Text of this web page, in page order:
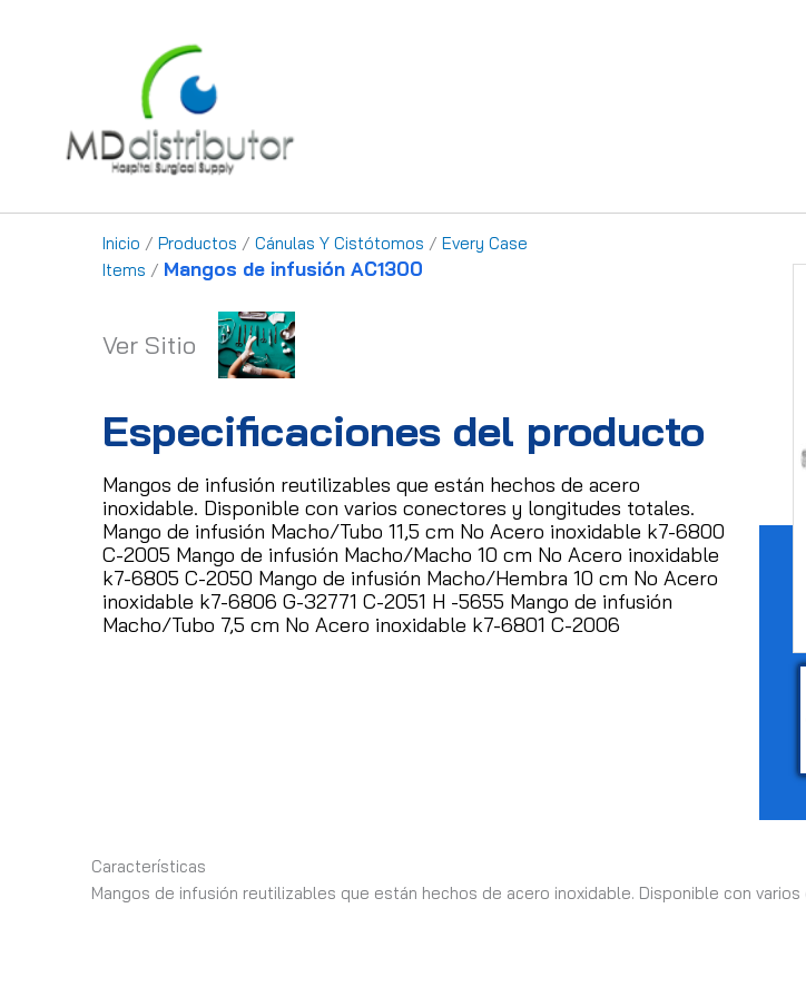
Inicio / Productos / Cánulas Y Cistótomos / Every Case
Items / Mangos de infusión AC1300
Ver Sitio
Especificaciones del producto
Mangos de infusión reutilizables que están hechos de acero
inoxidable. Disponible con varios conectores y longitudes totales.
Mango de infusión Macho/Tubo 11,5 cm No Acero inoxidable k7-6800
C-2005 Mango de infusión Macho/Macho 10 cm No Acero inoxidable
k7-6805 C-2050 Mango de infusión Macho/Hembra 10 cm No Acero
inoxidable k7-6806 G-32771 C-2051 H -5655 Mango de infusión
Macho/Tubo 7,5 cm No Acero inoxidable k7-6801 C-2006
Características
Mangos de infusión reutilizables que están hechos de acero inoxidable. Disponible con